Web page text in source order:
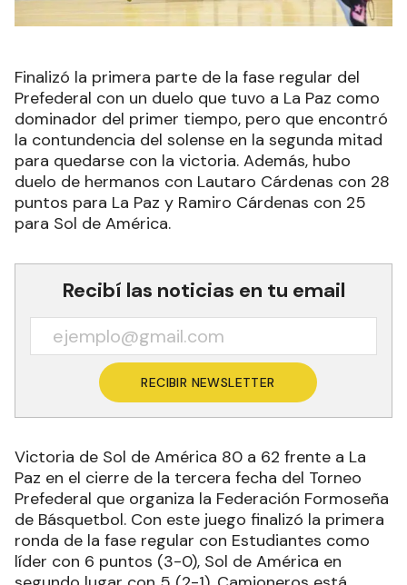
Finalizó la primera parte de la fase regular del
Prefederal con un duelo que tuvo a La Paz como
dominador del primer tiempo, pero que encontró
la contundencia del solense en la segunda mitad
para quedarse con la victoria. Además, hubo
duelo de hermanos con Lautaro Cárdenas con 28
puntos para La Paz y Ramiro Cárdenas con 25
para Sol de América.
Recibí las noticias en tu email
RECIBIR NEWSLETTER
Victoria de Sol de América 80 a 62 frente a La
Paz en el cierre de la tercera fecha del Torneo
Prefederal que organiza la Federación Formoseña
de Básquetbol. Con este juego finalizó la primera
ronda de la fase regular con Estudiantes como
líder con 6 puntos (3-0), Sol de América en